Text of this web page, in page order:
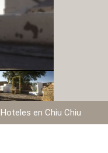
Hoteles en Chiu Chiu